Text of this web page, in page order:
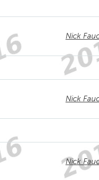
Nick
Nick
Nick